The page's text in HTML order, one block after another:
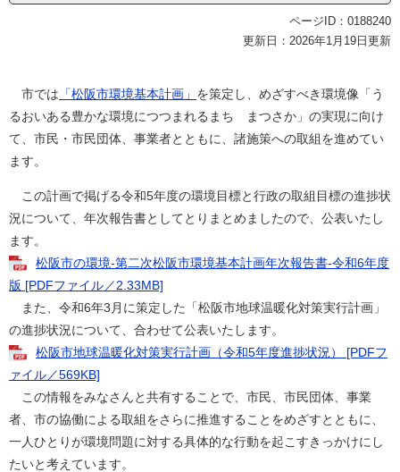
ページID：0188240
更新日：2026年1月19日更新
市では 「松阪市環境基本計画」 を策定し、めざすべき環境像「う
るおいある豊かな環境につつまれるまち まつさか」の実現に向け
て、市民・市民団体、事業者とともに、諸施策への取組を進めてい
ます。
この計画で掲げる令和5年度の環境目標と行政の取組目標の進捗状
況について、年次報告書としてとりまとめましたので、公表いたし
ます。
松阪市の環境-第二次松阪市環境基本計画年次報告書-令和6年度
版 [PDFファイル／2.33MB]
また、令和6年3月に策定した「松阪市地球温暖化対策実行計画」
の進捗状況について、合わせて公表いたします。
松阪市地球温暖化対策実行計画（令和5年度進捗状況） [PDFフ
ァイル／569KB]
この情報をみなさんと共有することで、市民、市民団体、事業
者、市の協働による取組をさらに推進することをめざすとともに、
一人ひとりが環境問題に対する具体的な行動を起こすきっかけにし
たいと考えています。